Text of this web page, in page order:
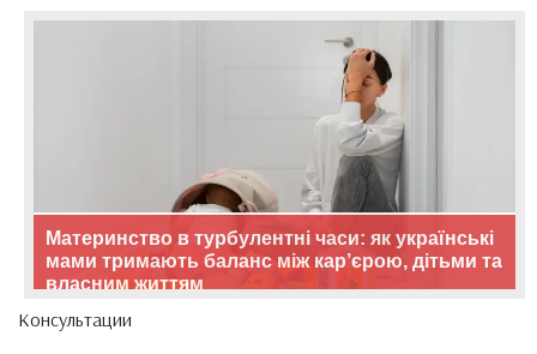
Материнство в турбулентні часи: як українські
мами тримають баланс між кар’єрою, дітьми та
власним життям
Консультации